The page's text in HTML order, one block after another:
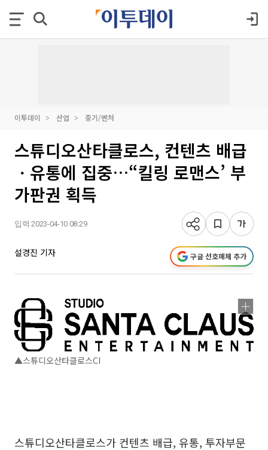
이투데이 산업 중기/벤처
스튜디오산타클로스, 컨텐츠 배급
ㆍ유통에 집중…“킬링 로맨스’ 부
가판권 획득
입력 2023-04-10 08:29
설경진 기자 구글 선호매체 추가
▲스튜디오산타클로스CI
스튜디오산타클로스가 컨텐츠 배급, 유통, 투자부문